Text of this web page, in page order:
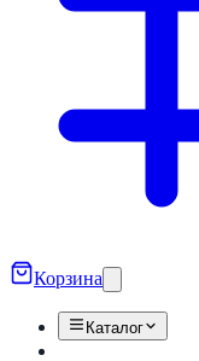
Корзина
Каталог